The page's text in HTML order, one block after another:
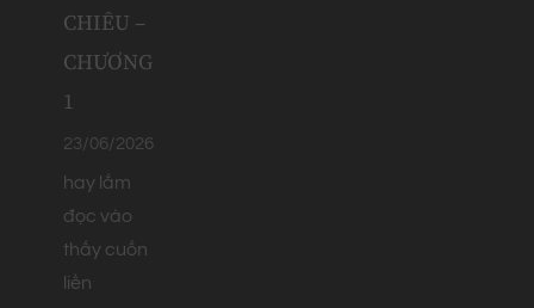
CHIÊU –
CHƯƠNG
1
23/06/2026
hay lắm
đọc vào
thấy cuốn
liền